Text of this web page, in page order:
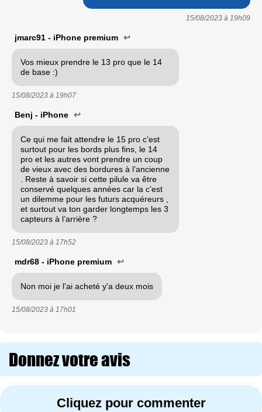
15/08/2023 à 19h09
jmarc91 - iPhone premium ↩
Vos mieux prendre le 13 pro que le 14
de base :)
15/08/2023 à 19h07
Benj - iPhone ↩
Ce qui me fait attendre le 15 pro c’est
surtout pour les bords plus fins, le 14
pro et les autres vont prendre un coup
de vieux avec des bordures à l’ancienne
. Reste à savoir si cette pilule va être
conservé quelques années car la c’est
un dilemme pour les futurs acquéreurs ,
et surtout va ton garder longtemps les 3
capteurs à l’arrière ?
15/08/2023 à 17h52
mdr68 - iPhone premium ↩
Non moi je l'ai acheté y'a deux mois
15/08/2023 à 17h01
Donnez votre avis
Cliquez pour commenter